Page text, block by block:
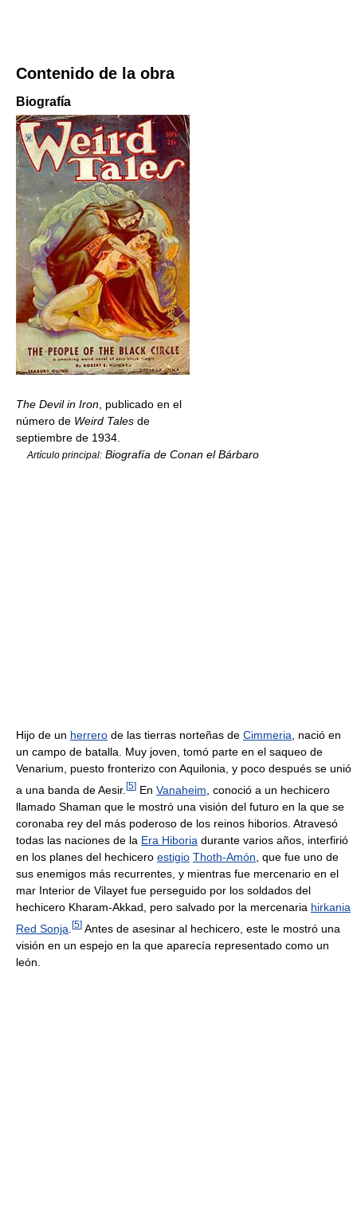
Contenido de la obra
Biografía
The Devil in Iron, publicado en el
número de Weird Tales de
septiembre de 1934.
Artículo principal: Biografía de Conan el Bárbaro
Hijo de un herrero de las tierras norteñas de Cimmeria, nació en
un campo de batalla. Muy joven, tomó parte en el saqueo de
Venarium, puesto fronterizo con Aquilonia, y poco después se unió
a una banda de Aesir. [5] En Vanaheim , conoció a un hechicero
llamado Shaman que le mostró una visión del futuro en la que se
coronaba rey del más poderoso de los reinos hiborios. Atravesó
todas las naciones de la Era Hiboria durante varios años, interfirió
en los planes del hechicero estigio Thoth-Amón , que fue uno de
sus enemigos más recurrentes, y mientras fue mercenario en el
mar Interior de Vilayet fue perseguido por los soldados del
hechicero Kharam-Akkad, pero salvado por la mercenaria hirkania
Red Sonja [5] Antes de asesinar al hechicero, este le mostró una
visión en un espejo en la que aparecía representado como un
león.